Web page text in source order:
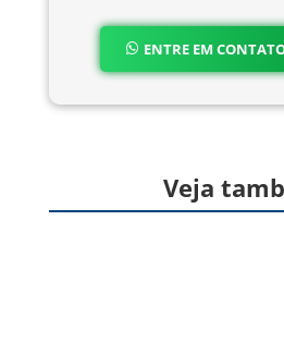
ENTRE EM
Veja